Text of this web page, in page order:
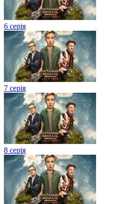
6 серія
7 серія
8 серія